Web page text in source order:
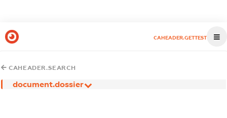
CAHEADER.GETTEST
CAHEADER.SEARCH
document.dossier